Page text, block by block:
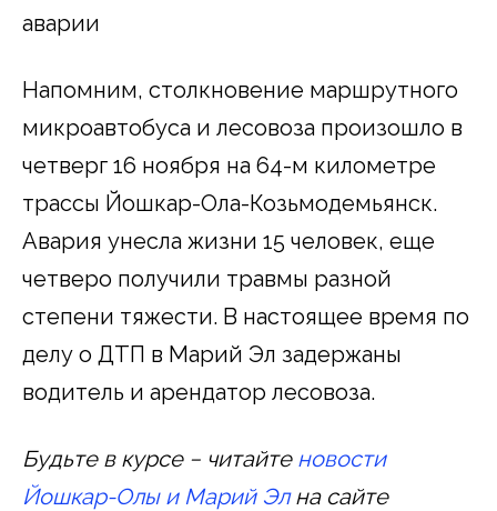
аварии
Напомним, столкновение маршрутного
микроавтобуса и лесовоза произошло в
четверг 16 ноября на 64-м километре
трассы Йошкар-Ола-Козьмодемьянск.
Авария унесла жизни 15 человек, еще
четверо получили травмы разной
степени тяжести. В настоящее время по
делу о ДТП в Марий Эл задержаны
водитель и арендатор лесовоза.
Будьте в курсе − читайте новости
Йошкар-Олы и Марий Элна сайте